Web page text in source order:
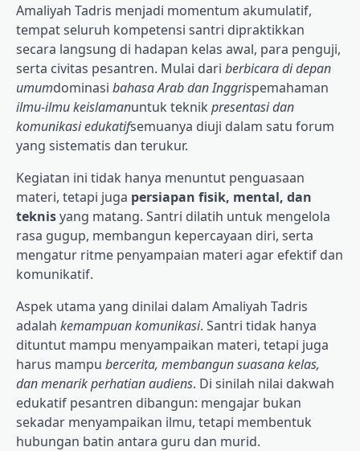
Amaliyah Tadris menjadi momentum akumulatif,
tempat seluruh kompetensi santri dipraktikkan
secara langsung di hadapan kelas awal, para penguji,
serta civitas pesantren. Mulai dari berbicara di depan
umumdominasi bahasa Arab dan Inggrispemahaman
ilmu-ilmu keislamanuntuk teknik presentasi dan
komunikasi edukatifsemuanya diuji dalam satu forum
yang sistematis dan terukur.
Kegiatan ini tidak hanya menuntut penguasaan
materi, tetapi juga persiapan fisik, mental, dan
teknisyang matang. Santri dilatih untuk mengelola
rasa gugup, membangun kepercayaan diri, serta
mengatur ritme penyampaian materi agar efektif dan
komunikatif.
Aspek utama yang dinilai dalam Amaliyah Tadris
adalah kemampuan komunikasi. Santri tidak hanya
dituntut mampu menyampaikan materi, tetapi juga
harus mampu bercerita, membangun suasana kelas,
dan menarik perhatian audiens. Di sinilah nilai dakwah
edukatif pesantren dibangun: mengajar bukan
sekadar menyampaikan ilmu, tetapi membentuk
hubungan batin antara guru dan murid.